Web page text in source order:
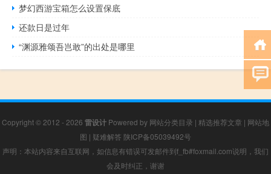
梦幻西游宝箱怎么设置保底
还款日是过年
“渊源雅颂吾岂敢”的出处是哪里
Copyright © 2012 - 2026 雷设计 Powered by 网站分类目录 | 精选推荐文章 | 网站地
图 | 疑难解答 陕ICP备05039492号
声明：本站内容来自互联网，如信息有错误可发邮件到f_fb#foxmail.com说明，我们
会及时纠正，谢谢